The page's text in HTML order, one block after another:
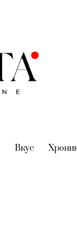
(current)
Вкус (current)